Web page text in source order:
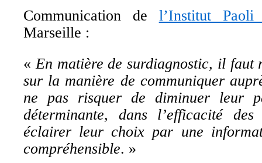
Communication de l’Institut
Marseille :
«En matière de surdiagnostic, il faut
sur la manière de communiquer
ne pas risquer de diminuer leur
déterminante, dans l’efficacité
éclairer leur choix par une
compréhensible. »